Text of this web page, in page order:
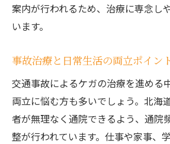
案内が行われるため、治療に専念し
います。
事故治療と日常生活の両立ポイン
交通事故によるケガの治療を進める
両立に悩む方も多いでしょう。北海
者が無理なく通院できるよう、通院
整が行われています。仕事や家事、